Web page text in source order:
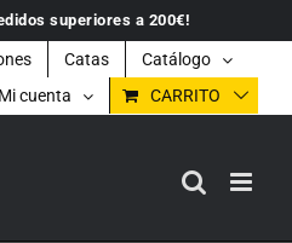
superiores a 200€!
Catas
Catálogo
Mi cuenta CARRITO